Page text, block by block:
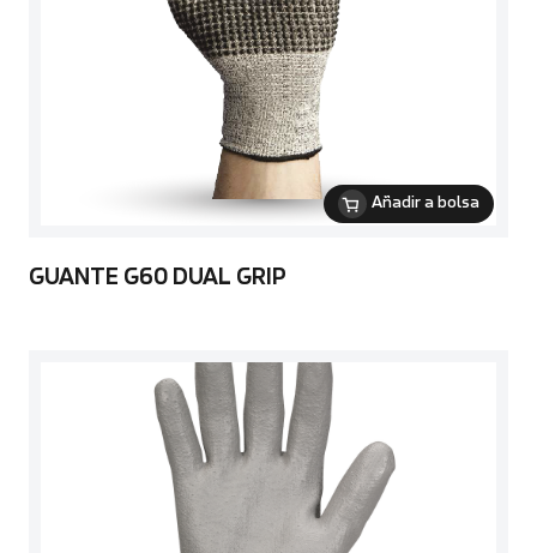
Añadir a bolsa
GUANTE G60 DUAL GRIP